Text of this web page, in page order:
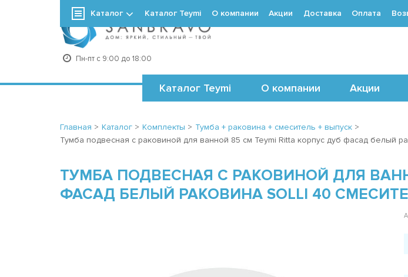
Пн-пт с 9:00 до 18:00
+7 (495) 488-71-24
Каталог Teymi О компании Акции
Каталог Каталог Teymi О компании Акции Доставка Оплата
Главная > Каталог > Комплекты > Тумба + раковина + смеситель + выпуск >
Тумба подвесная с раковиной для ванной 85 см Teymi Ritta корпус дуб фасад белый
ТУМБА ПОДВЕСНАЯ С РАКОВИНОЙ ДЛЯ
ФАСАД БЕЛЫЙ РАКОВИНА SOLLI 40